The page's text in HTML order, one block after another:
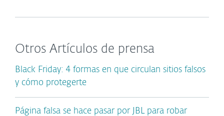
Otros Artículos de prensa
Black Friday: 4 formas en que circulan sitios falsos
y cómo protegerte
Página falsa se hace pasar por JBL para robar